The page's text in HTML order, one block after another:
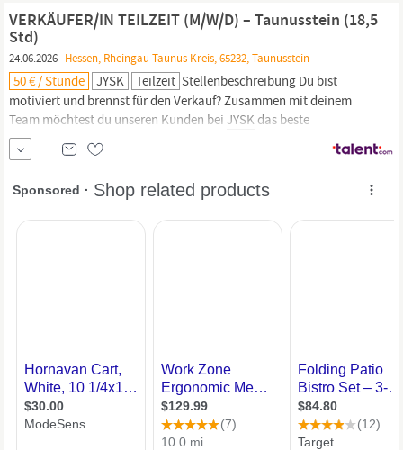
wichtig, dass du gut in deiner neuen Position ankommst.
VERKÄUFER/IN TEILZEIT (M/W/D) – Taunusstein (18,5
Std)
24.06.2026 Hessen, Rheingau Taunus Kreis, 65232, Taunusstein
50 € / Stunde JYSK Teilzeit Stellenbeschreibung Du bist
motiviert und brennst für den Verkauf? Zusammen mit deinem
Team möchtest du unseren Kunden bei JYSK das beste
Einkaufserlebnis bieten? Du magst Abwechslung und ein
schnelllebiges Umfeld? Dann ist die Stelle als Verkäufer das
Ziel gesetzt, die...